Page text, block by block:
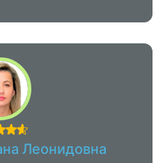
Леонидовна